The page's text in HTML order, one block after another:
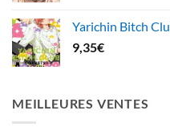
Yarichin Bitch
9,35€
MEILLEURES VENTES